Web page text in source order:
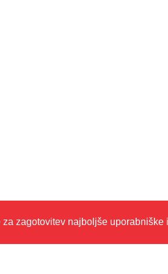
zagotovitev najboljše